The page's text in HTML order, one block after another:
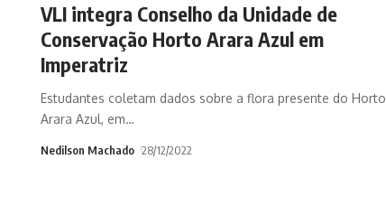
VLI integra Conselho da Unidade de
Conservação Horto Arara Azul em
Imperatriz
Estudantes coletam dados sobre a flora presente do Horto
Arara Azul, em…
Nedilson Machado 28/12/2022